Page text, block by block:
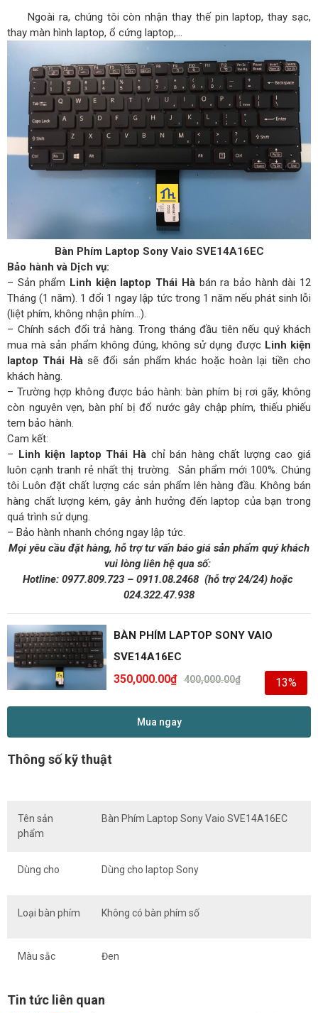
Ngoài ra, chúng tôi còn nhận thay thế pin laptop, thay sạc,
thay màn hình laptop, ổ cứng laptop,…
Bàn Phím Laptop Sony Vaio SVE14A16EC
Bảo hành và Dịch vụ:
– Sản phẩm Linh kiện laptop Thái Hàbán ra bảo hành dài 12
Tháng (1 năm). 1 đổi 1 ngay lập tức trong 1 năm nếu phát sinh lỗi
(liệt phím, không nhận phím…).
– Chính sách đổi trả hàng. Trong tháng đầu tiên nếu quý khách
mua mà sản phẩm không đúng, không sử dụng được Linh kiện
laptop Thái Hàsẽ đổi sản phẩm khác hoặc hoàn lại tiền cho
khách hàng.
– Trường hợp không được bảo hành: bàn phím bị rơi gãy, không
còn nguyên vẹn, bàn phí bị đổ nước gây chập phím, thiếu phiếu
tem bảo hành.
Cam kết:
–
Linh kiện laptop Thái Hàchỉ bán hàng chất lượng cao giá
luôn cạnh tranh rẻ nhất thị trường. Sản phẩm mới 100%. Chúng
tôi Luôn đặt chất lượng các sản phẩm lên hàng đầu. Không bán
hàng chất lượng kém, gây ảnh hưởng đến laptop của bạn trong
quá trình sử dụng.
– Bảo hành nhanh chóng ngay lập tức.
Mọi yêu cầu đặt hàng, hỗ trợ tư vấn báo giá sản phẩm quý khách
vui lòng liên hệ qua số:
Hotline: 0977.809.723– 0911.08.2468 (hỗ trợ 24/24)hoặc
024.322.47.938
BÀN PHÍM LAPTOP SONY VAIO
SVE14A16EC
400,000.00₫
350,000.00₫ 13%
Mua ngay
Thông số kỹ thuật
Tên sản
phẩm
Bàn Phím Laptop Sony Vaio SVE14A16EC
Dùng cho Dùng cho laptop Sony
Loại bàn phím Không có bàn phím số
Màu sắc Đen
Tin tức liên quan